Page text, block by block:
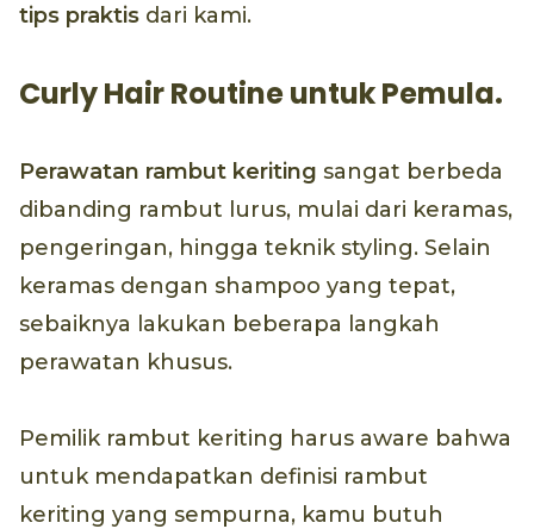
tips praktis dari kami.
Curly Hair Routine untuk Pemula.
Perawatan rambut keriting sangat berbeda
dibanding rambut lurus, mulai dari keramas,
pengeringan, hingga teknik styling. Selain
keramas dengan shampoo yang tepat,
sebaiknya lakukan beberapa langkah
perawatan khusus.
Pemilik rambut keriting harus aware bahwa
untuk mendapatkan definisi rambut
keriting yang sempurna, kamu butuh